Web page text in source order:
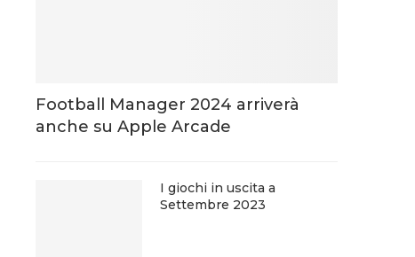
Football Manager 2024 arriverà
anche su Apple Arcade
I giochi in uscita a
Settembre 2023